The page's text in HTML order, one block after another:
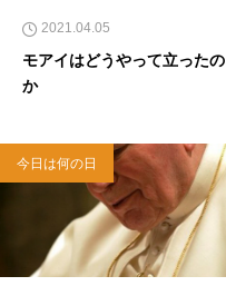
2021.04.05
モアイはどうやって立ったの
か
今日は何の日